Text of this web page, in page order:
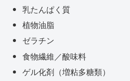
乳たんぱく質
植物油脂
ゼラチン
食物繊維／酸味料
ゲル化剤（増粘多糖類）